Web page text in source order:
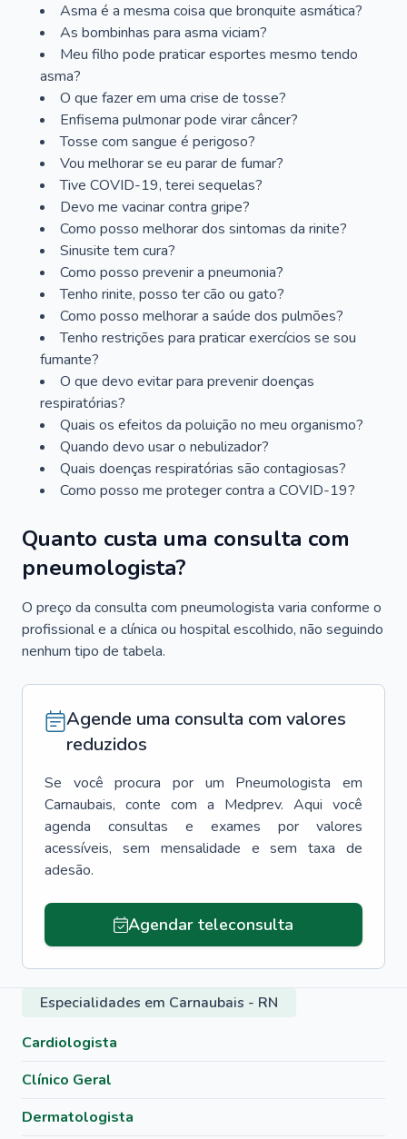
Asma é a mesma coisa que bronquite asmática?
As bombinhas para asma viciam?
Meu filho pode praticar esportes mesmo tendo
asma?
O que fazer em uma crise de tosse?
Enfisema pulmonar pode virar câncer?
Tosse com sangue é perigoso?
Vou melhorar se eu parar de fumar?
Tive COVID-19, terei sequelas?
Devo me vacinar contra gripe?
Como posso melhorar dos sintomas da rinite?
Sinusite tem cura?
Como posso prevenir a pneumonia?
Tenho rinite, posso ter cão ou gato?
Como posso melhorar a saúde dos pulmões?
Tenho restrições para praticar exercícios se sou
fumante?
O que devo evitar para prevenir doenças
respiratórias?
Quais os efeitos da poluição no meu organismo?
Quando devo usar o nebulizador?
Quais doenças respiratórias são contagiosas?
Como posso me proteger contra a COVID-19?
Quanto custa uma consulta com
pneumologista?
O preço da consulta com pneumologista varia conforme o
profissional e a clínica ou hospital escolhido, não seguindo
nenhum tipo de tabela.
Agende uma consulta com valores
reduzidos
Se você procura por um Pneumologista
em
Carnaubais, conte com a Medprev. Aqui você
agenda consultas e exames por valores
acessíveis, sem mensalidade e sem taxa de
adesão.
Agendar teleconsulta
Especialidades em Carnaubais - RN
Cardiologista
Clínico Geral
Dermatologista